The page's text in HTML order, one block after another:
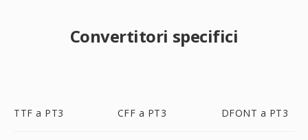
Convertitori specifici
TTF a PT3 CFF a PT3 DFONT a PT3